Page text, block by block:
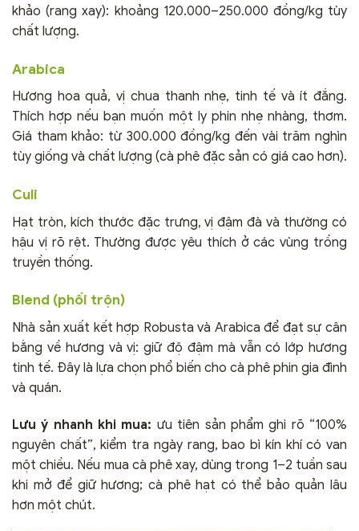
khảo (rang xay): khoảng 120.000–250.000 đồng/kg tùy
chất lượng.
Arabica
Hương hoa quả, vị chua thanh nhẹ, tinh tế và ít đắng.
Thích hợp nếu bạn muốn một ly phin nhẹ nhàng, thơm.
Giá tham khảo: từ 300.000 đồng/kg đến vài trăm nghìn
tùy giống và chất lượng (cà phê đặc sản có giá cao hơn).
Culi
Hạt tròn, kích thước đặc trưng, vị đậm đà và thường có
hậu vị rõ rệt. Thường được yêu thích ở các vùng trồng
truyền thống.
Blend (phối trộn)
Nhà sản xuất kết hợp Robusta và Arabica để đạt sự cân
bằng về hương và vị: giữ độ đậm mà vẫn có lớp hương
tinh tế. Đây là lựa chọn phổ biến cho cà phê phin gia đình
và quán.
Lưu ý nhanh khi mua: ưu tiên sản phẩm ghi rõ “100%
nguyên chất”, kiểm tra ngày rang, bao bì kín khí có van
một chiều. Nếu mua cà phê xay, dùng trong 1–2 tuần sau
khi mở để giữ hương; cà phê hạt có thể bảo quản lâu
hơn một chút.